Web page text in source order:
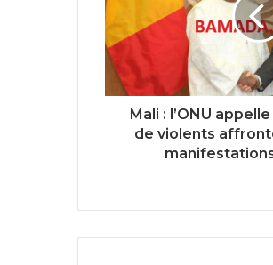
Mali : l’ONU
de violents